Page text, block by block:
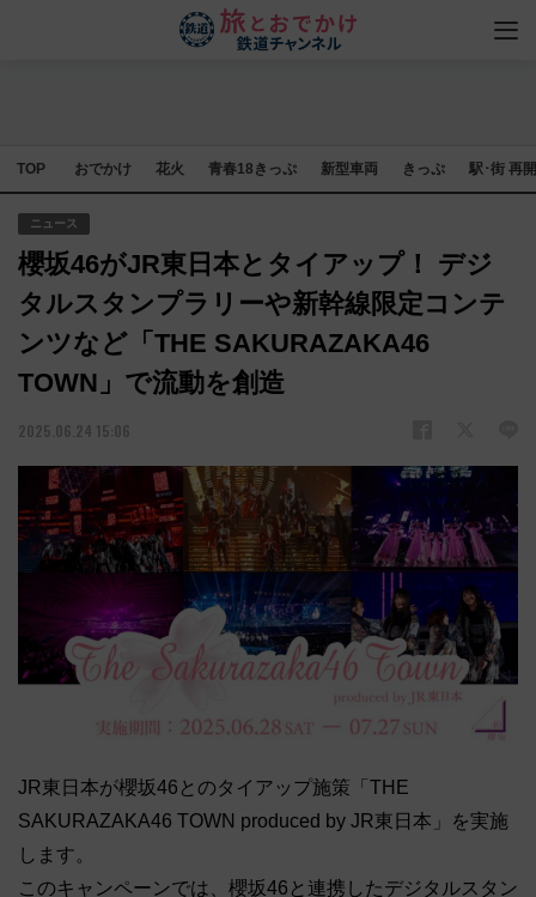
TOP おでかけ 花火 青春18きっぷ 新型車両 きっぷ 駅･街 再
ニュース
櫻坂46がJR東日本とタイアップ！ デジ
タルスタンプラリーや新幹線限定コンテ
ンツなど「THE SAKURAZAKA46
TOWN」で流動を創造
2025.06.24 15:06
JR東日本が櫻坂46とのタイアップ施策「THE
SAKURAZAKA46 TOWN produced by JR東日本」を実施
します。
このキャンペーンでは、櫻坂46と連携したデジタルスタン